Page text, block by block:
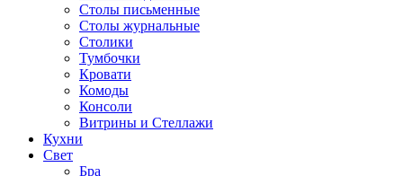
Столы письменные
Столы журнальные
Столики
Тумбочки
Кровати
Комоды
Консоли
Витрины и Стеллажи
Кухни
Свет
Бра